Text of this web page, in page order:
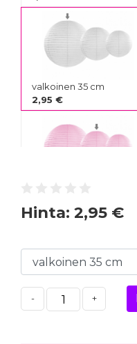
valkoinen 35 cm
2,95 €
musta 25 cm
2,75 €
Hinta: 2,95 €
- +